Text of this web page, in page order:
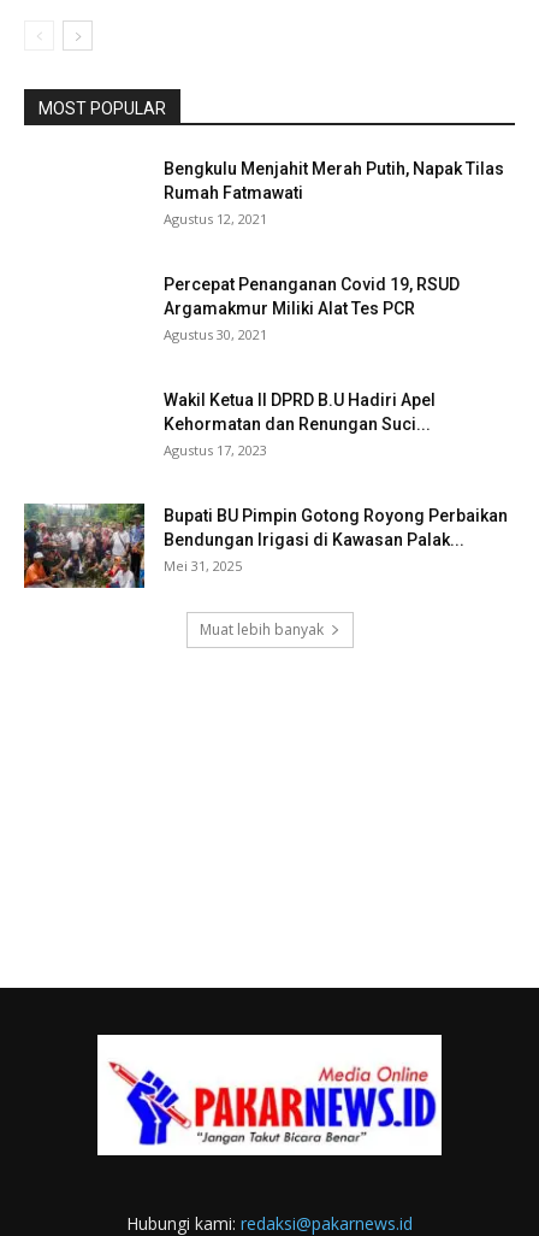
MOST POPULAR
Bengkulu Menjahit Merah Putih, Napak Tilas
Rumah Fatmawati
Agustus 12, 2021
Percepat Penanganan Covid 19, RSUD
Argamakmur Miliki Alat Tes PCR
Agustus 30, 2021
Wakil Ketua II DPRD B.U Hadiri Apel
Kehormatan dan Renungan Suci...
Agustus 17, 2023
Bupati BU Pimpin Gotong Royong Perbaikan
Bendungan Irigasi di Kawasan Palak...
Mei 31, 2025
Muat lebih banyak
Hubungi kami: redaksi@pakarnews.id